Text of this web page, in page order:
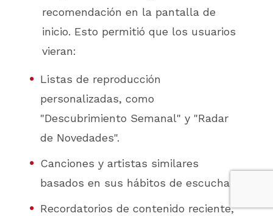
recomendación en la pantalla de
inicio. Esto permitió que los usuarios
vieran:
Listas de reproducción
personalizadas, como
"Descubrimiento Semanal" y "Radar
de Novedades".
Canciones y artistas similares
basados en sus hábitos de escucha.
Recordatorios de contenido reciente,